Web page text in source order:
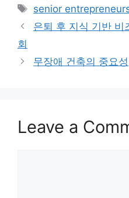
Tags
senior
은퇴 후 지식 기반 비
회
무장애 건축의 중요성
Leave a